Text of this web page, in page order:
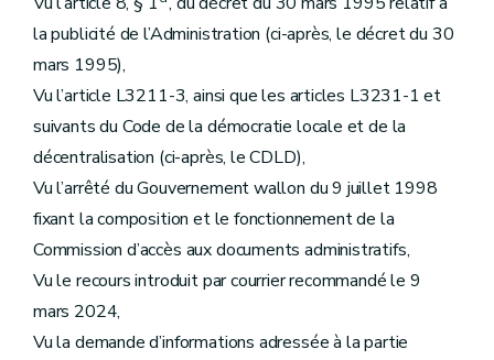
la publicité de l’Administration (ci-après, le décret du 30
mars 1995),
Vu l’article L3211-3, ainsi que les articles L3231-1 et
suivants du Code de la démocratie locale et de la
décentralisation (ci-après, le CDLD),
Vu l’arrêté du Gouvernement wallon du 9 juillet 1998
fixant la composition et le fonctionnement de la
Commission d’accès aux documents administratifs,
Vu le recours introduit par courrier recommandé le 9
mars 2024,
Vu la demande d’informations adressée à la partie